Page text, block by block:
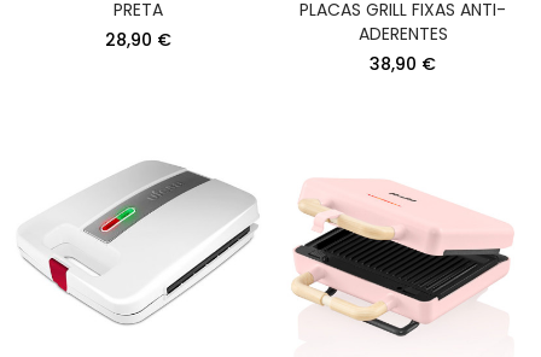
PRETA
28,90 €
PLACAS GRILL FIXAS ANTI-
ADERENTES
38,90 €